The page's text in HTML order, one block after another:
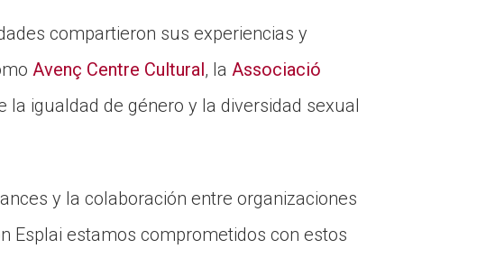
compartieron sus experiencias y
Avenç Centre Cultural, la Associació
la igualdad de género y la diversidad sexual
y la colaboración entre organizaciones
Esplai estamos comprometidos con estos